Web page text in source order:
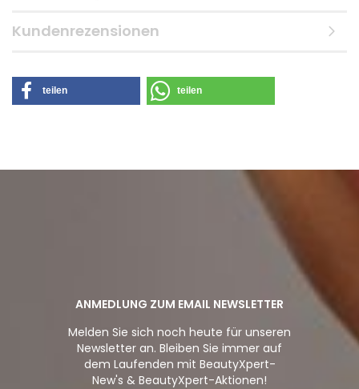
Kundenrezensionen
teilen teilen
ANMEDLUNG ZUM EMAIL NEWSLETTER
Melden Sie sich noch heute für unseren
Newsletter an. Bleiben Sie immer auf
dem Laufenden mit BeautyXpert-
New's & BeautyXpert-Aktionen!